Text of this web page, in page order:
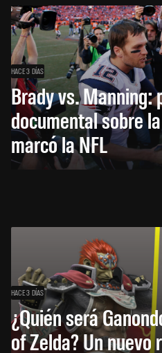
HACE 3 DÍAS
Brady vs. Manning:
documental sobre
marcó la NFL
HACE 3 DÍAS
¿Quién será
of Zelda? Un